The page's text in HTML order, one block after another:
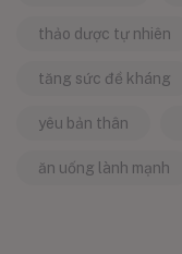
thảo dược tự nhiên
tăng sức đề kháng
yêu bản thân
ăn uống lành mạnh